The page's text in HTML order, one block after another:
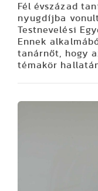
Fél évszázad
nyugdíjba
Testnevelési
Ennek
tanárnőt, hogy
témakör